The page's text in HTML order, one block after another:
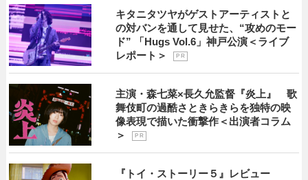
キタニタツヤがゲストアーティストと
の対バンを通して見せた、“攻めのモー
ド” 「Hugs Vol.6」神戸公演＜ライブ
レポート＞
P R
主演・森七菜×長久允監督『炎上』 歌
舞伎町の過酷さときらきらを独特の映
像表現で描いた衝撃作＜出演者コラム
＞
P R
『トイ・ストーリー５』レビュー